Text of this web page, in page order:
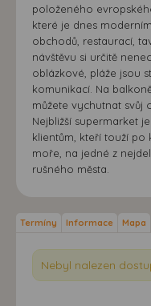
položeného
které je dnes
obchodů, restaurací,
návštěvu si určitě
oblázkové, pláže jsou
komunikací. Na
můžete vychutnat svůj
Nejbližší supermarket
klientům, kteří touží po
moře, na jedné z
rušného města.
Termíny Informace Mapa
Nebyl nalezen